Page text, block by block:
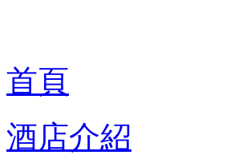
首頁
酒店介紹